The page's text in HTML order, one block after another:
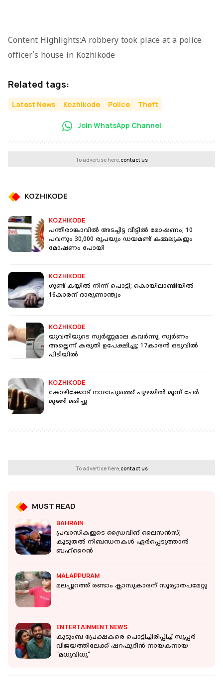
Content Highlights:A robbery took place at a police
officer's house in Kozhikode
Related tags:
Latest News Kozhikode Police Theft
Join WhatsApp Channel
To advertise here,contact us
KOZHIKODE
KOZHIKODE
പന്തീരാങ്കാവിൽ അടച്ചിട്ട വീട്ടിൽ മോഷണം; 10
പവനും 30,000 രൂപയും ഡയമണ്ട് കമ്മലുകളും
മോഷണം പോയി
KOZHIKODE
ഗുണ്ട് കയ്യില്‍ നിന്ന് പൊട്ടി; കൊയിലാണ്ടിയില്‍
16കാരന് ദാരുണാന്ത്യം
KOZHIKODE
യുവതിയുടെ സ്വർണ്ണമാല കവർന്നു, സ്വർണം
അല്ലെന്ന് കരുതി ഉപേക്ഷിച്ചു; 17കാരൻ ഒടുവിൽ
പിടിയിൽ
KOZHIKODE
കോഴിക്കോട് നാദാപുരത്ത് പുഴയില്‍ മൂന്ന് പേര്‍
മുങ്ങി മരിച്ചു
To advertise here,contact us
MUST READ
BAHRAIN
പ്രവാസികളുടെ ഡ്രൈവിങ് ലൈസൻസ്;
കൂടുതൽ നിബന്ധനകൾ ഏർപ്പെടുത്താൻ
ബഹ്റൈൻ
MALAPPURAM
മലപ്പുറത്ത് രണ്ടാം ക്ലാസുകാരന് സൂര്യാതപമേറ്റു
ENTERTAINMENT NEWS
കുടുംബ പ്രേക്ഷകരെ പൊട്ടിച്ചിരിപ്പിച്ച് സൂപ്പർ
വിജയത്തിലേക്ക് ഷറഫുദീൻ നായകനായ
"മധുവിധു"